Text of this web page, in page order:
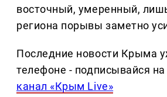
восточный, умеренный,
региона порывы заметно
Последние новости Крыма
телефоне - подписывайся на
канал «Крым Live»